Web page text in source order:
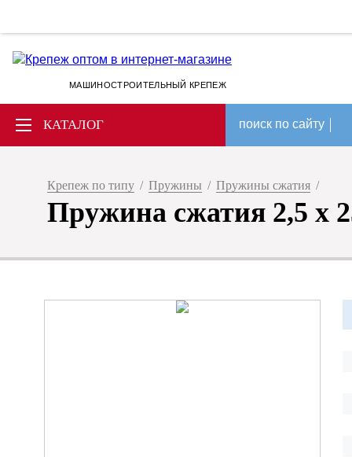
МАШИНОСТРОИТЕЛЬНЫЙ КРЕПЕЖ
КАТАЛОГ поиск по сайту
Крепеж по типу / Пружины / Пружины сжатия /
Пружина сжатия 2,5 x